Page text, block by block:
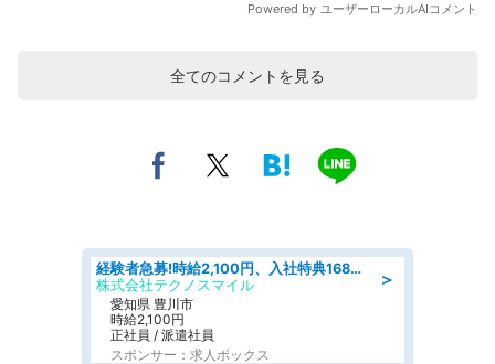
全てのコメントを見る
＞
経験者急募!時給2,100円、入社特典168万円の自動車製造業務/トヨタ自動車/tutumi
株式会社テクノスマイル
愛知県 豊川市
時給2,100円
正社員 / 派遣社員
スポンサー：求人ボックス